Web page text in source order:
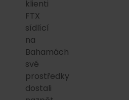
klienti
FTX
sídlící
na
Bahamách
své
prostředky
dostali